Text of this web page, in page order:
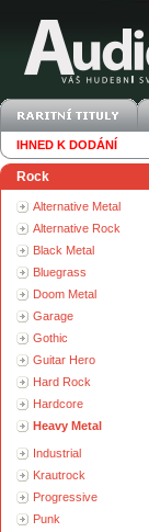
IHNED K DODÁNÍ
Rock
Alternative Metal
Alternative Rock
Black Metal
Bluegrass
Doom Metal
Garage
Gothic
Guitar Hero
Hard Rock
Hardcore
Heavy Metal
Industrial
Krautrock
Progressive
Punk